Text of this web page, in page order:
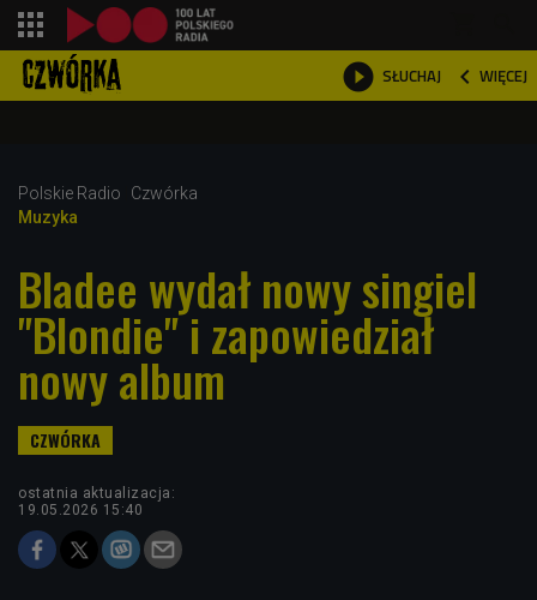
 SŁUCHAJ  WIĘCEJ

Polskie Radio
Czwórka
Muzyka
Bladee wydał nowy singiel
"Blondie" i zapowiedział
nowy album
ostatnia aktualizacja:
19.05.2026 15:40